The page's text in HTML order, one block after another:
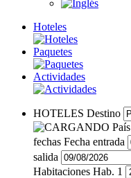
Hoteles
Paquetes
Actividades
HOTELES Destino
País
fechas Fecha entrada
salida
Habitaciones Hab. 1